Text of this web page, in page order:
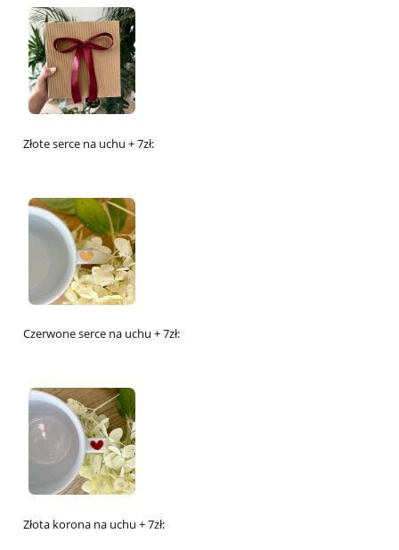
Złote serce na uchu + 7zł:
Czerwone serce na uchu + 7zł:
Złota korona na uchu + 7zł: